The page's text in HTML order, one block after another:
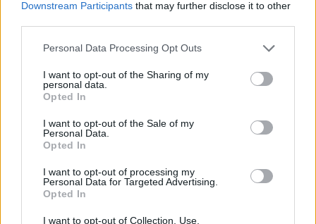
Downstream Participants that may further disclose it to other
Personal Data Processing Opt Outs
I want to opt-out of the Sharing of my
personal data.
Opted In
I want to opt-out of the Sale of my
Personal Data.
Opted In
I want to opt-out of processing my
Personal Data for Targeted Advertising.
Opted In
I want to opt-out of Collection, Use,
Shane Kluivert krijgt kans van Flick en begint in
Servische media vergelijken Ajax-talent Abdellah
Ajax zet grote stap richting volgende ronde na
Ajax - Vojvodina
Vaart en Sylvie Meis door de jaren heen